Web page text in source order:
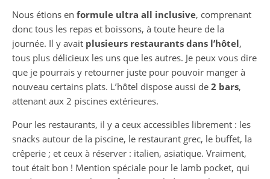
Nous étions en formule ultra all inclusive, comprenant
donc tous les repas et boissons, à toute heure de la
journée. Il y avait plusieurs restaurants dans l’hôtel,
tous plus délicieux les uns que les autres. Je peux vous dire
que je pourrais y retourner juste pour pouvoir manger à
nouveau certains plats. L’hôtel dispose aussi de 2 bars,
attenant aux 2 piscines extérieures.
Pour les restaurants, il y a ceux accessibles librement : les
snacks autour de la piscine, le restaurant grec, le buffet, la
crêperie ; et ceux à réserver : italien, asiatique. Vraiment,
tout était bon ! Mention spéciale pour le lamb pocket, qui